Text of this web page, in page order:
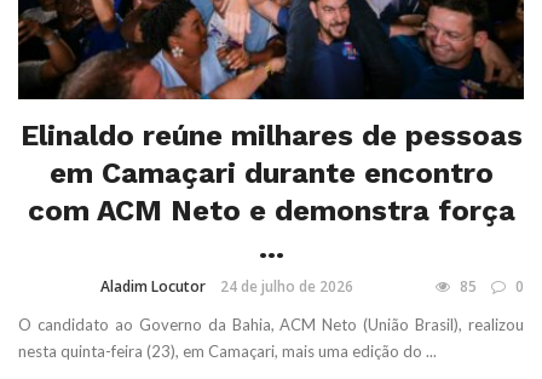
Elinaldo reúne milhares de pessoas
em Camaçari durante encontro
com ACM Neto e demonstra força
...
Aladim Locutor 24 de julho de 2026 85 0
O candidato ao Governo da Bahia, ACM Neto (União Brasil), realizou
nesta quinta-feira (23), em Camaçari, mais uma edição do ...